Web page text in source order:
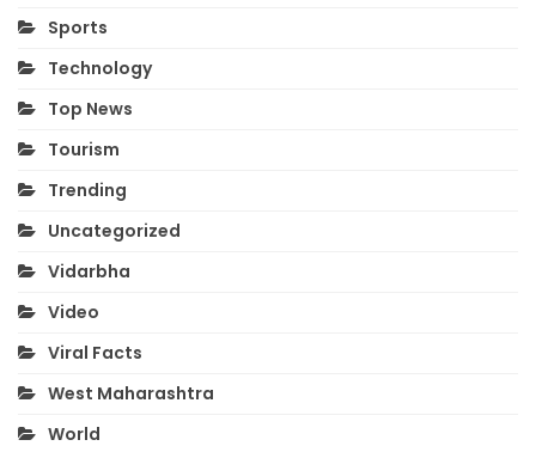
Sports
Technology
Top News
Tourism
Trending
Uncategorized
Vidarbha
Video
Viral Facts
West Maharashtra
World